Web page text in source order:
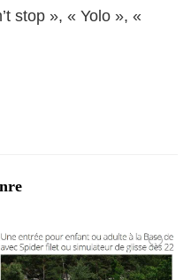
stop », « Yolo », «